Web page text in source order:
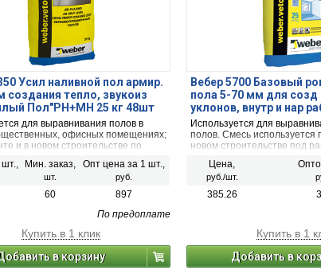
Усил наливной пол армир.
создания тепло, звукоиз
Пол"РН+МН 25 кг 48шт
для выравнивания полов в
офисных помещениях;
и в новом строительстве по
для создания любых
связанных с основой, на
слое, "плавающих" со звуко-
шт., Мин. заказ,
шт.
Опт цена за 1 шт.,
руб.
60
897
По предоплате
Купить в 1 клик
в корзину
Вебер 5700 Базовый
пола 5-70 мм для созд
уклонов, внутр и нар
Используется для
полов. Смесь используется
новом строительстве под
использоваться для
заливки полов. Возможно
конструкциях «теплый пол»
Цена,
руб./шт.
385.26
Купить в 1
Добавить в